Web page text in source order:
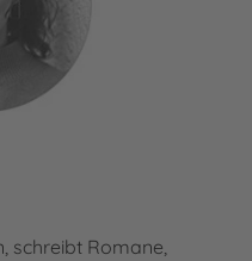
schreibt Romane,